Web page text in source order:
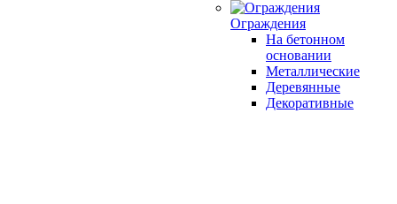
Ограждения
На бетонном
основании
Металлические
Деревянные
Декоративные